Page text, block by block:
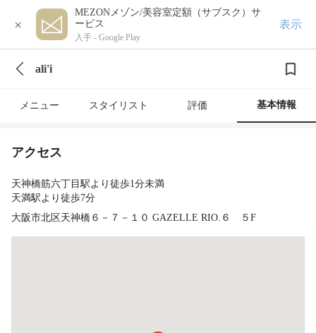
×
MEZONメゾン/美容室定額（サブスク）サ
ービス
入手 - Google Play
表示
ali'i
メニュー スタイリスト 評価 基本情報
アクセス
天神橋筋六丁目駅より徒歩1分未満
天満駅より徒歩7分
大阪市北区天神橋６－７－１０ GAZELLE RIO.６ ５F